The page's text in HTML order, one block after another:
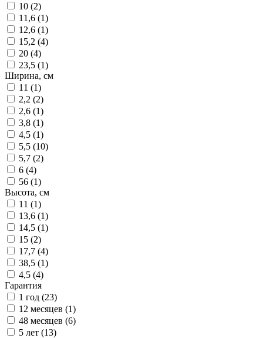
10 (2)
11,6 (1)
12,6 (1)
15,2 (4)
20 (4)
23,5 (1)
Ширина, см
11 (1)
2,2 (2)
2,6 (1)
3,8 (1)
4,5 (1)
5,5 (10)
5,7 (2)
6 (4)
56 (1)
Высота, см
11 (1)
13,6 (1)
14,5 (1)
15 (2)
17,7 (4)
38,5 (1)
4,5 (4)
Гарантия
1 год (23)
12 месяцев (1)
48 месяцев (6)
5 лет (13)